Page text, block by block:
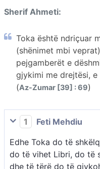
Sherif Ahmeti:
Toka është ndriçuar
(shënimet mbi
pejgamberët e
gjykimi me drejtësi,
(Az-Zumar [39] : 69)
1
Feti Mehdiu
Edhe Toka do të
do të vihet Libri, do të
dhe të tërë do të